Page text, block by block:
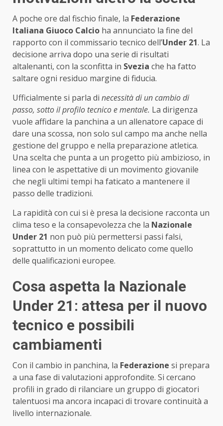
A poche ore dal fischio finale, la Federazione
Italiana Giuoco Calcio ha annunciato la fine del
rapporto con il commissario tecnico dell’Under 21. La
decisione arriva dopo una serie di risultati
altalenanti, con la sconfitta in Svezia che ha fatto
saltare ogni residuo margine di fiducia.
Ufficialmente si parla di necessità di un cambio di
passo, sotto il profilo tecnico e mentale. La dirigenza
vuole affidare la panchina a un allenatore capace di
dare una scossa, non solo sul campo ma anche nella
gestione del gruppo e nella preparazione atletica.
Una scelta che punta a un progetto più ambizioso, in
linea con le aspettative di un movimento giovanile
che negli ultimi tempi ha faticato a mantenere il
passo delle tradizioni.
La rapidità con cui si è presa la decisione racconta un
clima teso e la consapevolezza che la Nazionale
Under 21 non può più permettersi passi falsi,
soprattutto in un momento delicato come quello
delle qualificazioni europee.
Cosa aspetta la Nazionale
Under 21: attesa per il nuovo
tecnico e possibili
cambiamenti
Con il cambio in panchina, la Federazione si prepara
a una fase di valutazioni approfondite. Si cercano
profili in grado di rilanciare un gruppo di giocatori
talentuosi ma ancora incapaci di trovare continuità a
livello internazionale.